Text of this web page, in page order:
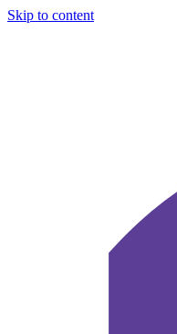
Skip to content